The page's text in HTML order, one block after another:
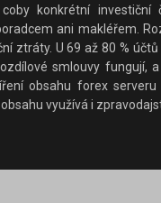
konkrétní investiční
ani makléřem.
ztráty. U 69 až 80 %
smlouvy fungují,
obsahu forex
využívá i